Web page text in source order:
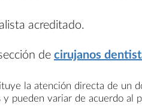
acreditado.
de cirujanos
la atención directa de un
pueden variar de acuerdo